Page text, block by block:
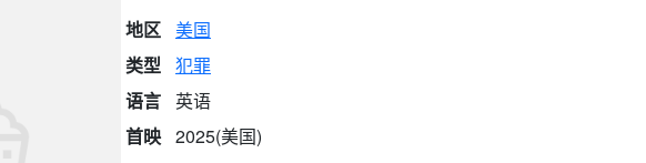
地区 美国
类型 犯罪
语言
英语
首映 2025(美国)